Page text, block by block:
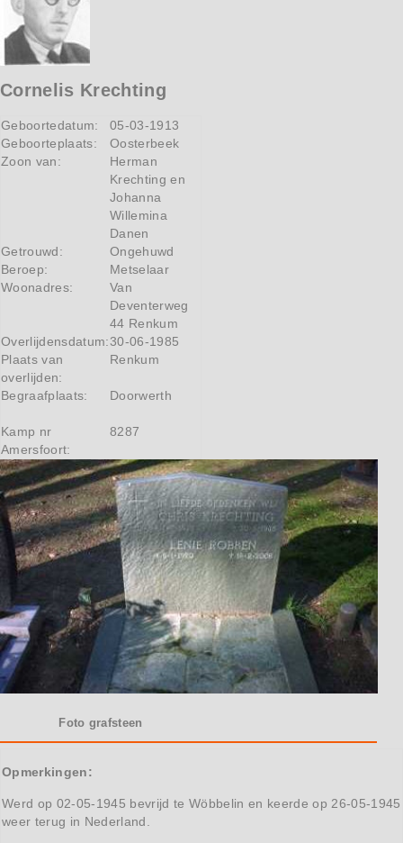
Cornelis Krechting
Geboortedatum:
05-03-1913
Geboorteplaats:
Oosterbeek
Zoon van:
Herman
Krechting en
Johanna
Willemina
Danen
Getrouwd:
Ongehuwd
Beroep:
Metselaar
Woonadres:
Van
Deventerweg
44 Renkum
Overlijdensdatum:30-06-1985
Plaats van
overlijden:
Renkum
Begraafplaats: Doorwerth
Kamp nr
Amersfoort:
8287
Foto grafsteen
Opmerkingen:
Werd op 02-05-1945 bevrijd te Wöbbelin en keerde op 26-05-1945
weer terug in Nederland.